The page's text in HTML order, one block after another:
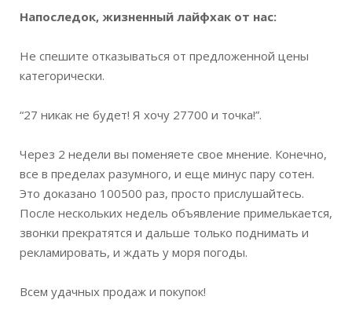
Напоследок, жизненный лайфхак от нас:
Не спешите отказываться от предложенной цены
категорически.
“27 никак не будет! Я хочу 27700 и точка!”.
Через 2 недели вы поменяете свое мнение. Конечно,
все в пределах разумного, и еще минус пару сотен.
Это доказано 100500 раз, просто прислушайтесь.
После нескольких недель объявление примелькается,
звонки прекратятся и дальше только поднимать и
рекламировать, и ждать у моря погоды.
Всем удачных продаж и покупок!